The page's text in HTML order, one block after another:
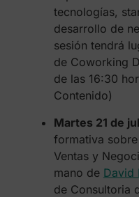
tecnologías,
desarrollo de
sesión tendrá
de Coworking
de las 16:30
Contenido)
Martes 21 de
formativa
Ventas y
mano de David
de Consultoria